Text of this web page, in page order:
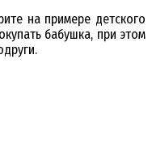
на примере детского
бабушка, при этом